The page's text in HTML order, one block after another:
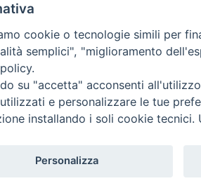
Privacy
riservati - Vita Trentina
cookie o tecnologie simili per
semplici", "miglioramento
su "accetta" acconsenti
e personalizzare le tue
installando i soli cookie
Personalizza